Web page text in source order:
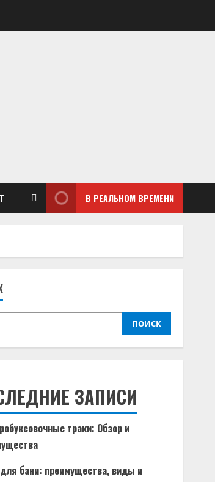
В РЕАЛЬНОМ ВРЕМЕНИ
ПОИСК
ЗАПИСИ
траки: Обзор и
бани: преимущества, виды и